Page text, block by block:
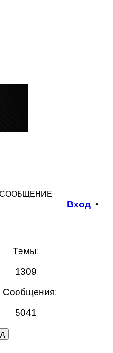
Темы:
1309
Сообщения:
5041
Вход •